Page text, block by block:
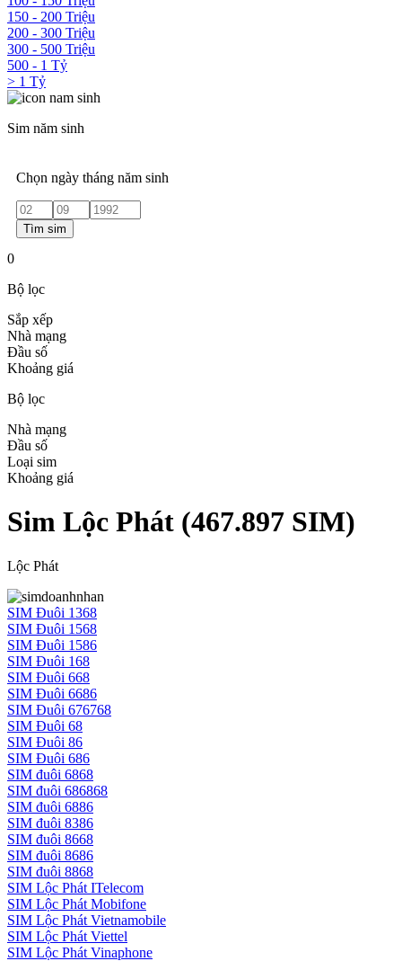
150 - 200 Triệu
200 - 300 Triệu
300 - 500 Triệu
500 - 1 Tỷ
> 1 Tỷ
Sim năm sinh
Chọn ngày tháng năm sinh
Tìm sim
0
Bộ lọc
Sắp xếp
Nhà mạng
Đầu số
Khoảng giá
Bộ lọc
Nhà mạng
Đầu số
Loại sim
Khoảng giá
Sim Lộc Phát (467.897 SIM)
Lộc Phát
SIM Đuôi 1368
SIM Đuôi 1568
SIM Đuôi 1586
SIM Đuôi 168
SIM Đuôi 668
SIM Đuôi 6686
SIM Đuôi 676768
SIM Đuôi 68
SIM Đuôi 86
SIM Đuôi 686
SIM đuôi 6868
SIM đuôi 686868
SIM đuôi 6886
SIM đuôi 8386
SIM đuôi 8668
SIM đuôi 8686
SIM đuôi 8868
SIM Lộc Phát ITelecom
SIM Lộc Phát Mobifone
SIM Lộc Phát Vietnamobile
SIM Lộc Phát Viettel
SIM Lộc Phát Vinaphone